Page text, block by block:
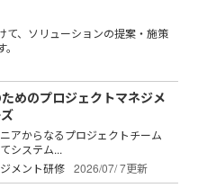
て、ソリューションの提案・施策
めのプロジェクトマネジメ
アからなるプロジェクトチーム
システム...
メント研修 2026/07/ 7更新